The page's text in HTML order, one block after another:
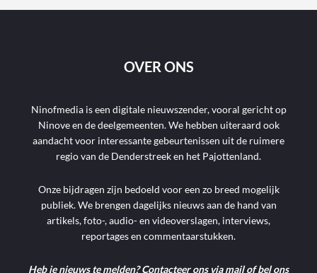
OVER ONS
Ninofmedia is een digitale nieuwszender, vooral gericht op
Ninove en de deelgemeenten. We hebben uiteraard ook
aandacht voor interessante gebeurtenissen uit de ruimere
regio van de Denderstreek en het Pajottenland.
Onze bijdragen zijn bedoeld voor een zo breed mogelijk
publiek. We brengen dagelijks nieuws aan de hand van
artikels, foto-, audio- en videoverslagen, interviews,
reportages en commentaarstukken.
Heb je nieuws te melden? Contacteer ons via mail of bel ons